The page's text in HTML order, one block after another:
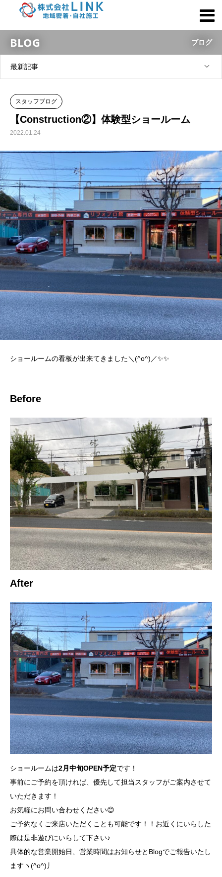
BLOG ブログ
最新記事
スタッフブログ
【Construction②】体験型ショールーム
2022.01.24
ショールームの看板が出来てきました＼(^o^)／✨✨
Before
After
ショールームは2月中旬OPEN予定です！
事前にご予約を頂ければ、優先して担当スタッフがご案内させて
いただきます！
お気軽にお問い合わせください😊
ご予約なくご来店いただくことも可能です！！お近くにいらした
際は是非遊びにいらして下さい♪
具体的な営業開始日、営業時間はお知らせとBlogでご報告いたし
ますヽ(^o^)丿